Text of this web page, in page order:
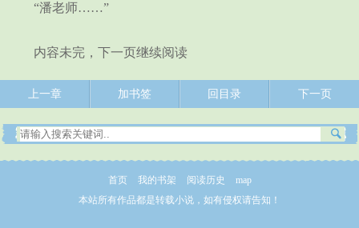
“潘老师……”
内容未完，下一页继续阅读
上一章 加书签 回目录 下一页
首页 我的书架 阅读历史
map
本站所有作品都是转载小说，如有侵权请告知！